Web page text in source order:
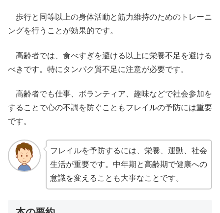
歩行と同等以上の身体活動と筋力維持のためのトレーニ
ングを行うことが効果的です。
高齢者では、食べすぎを避ける以上に栄養不足を避ける
べきです。特にタンパク質不足に注意が必要です。
高齢者でも仕事、ボランティア、趣味などで社会参加を
することで心の不調を防ぐこともフレイルの予防には重要
です。
フレイルを予防するには、栄養、運動、社会
生活が重要です。中年期と高齢期で健康への
意識を変えることも大事なことです。